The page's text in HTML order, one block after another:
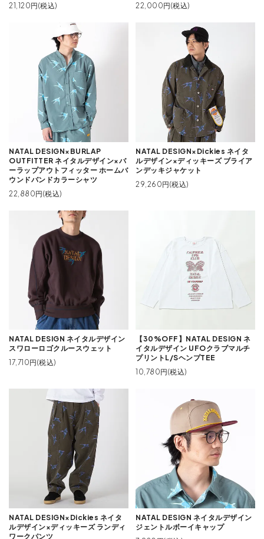
21,120円(税込)
22,000円(税込)
NATAL DESIGN×BURLAP
OUTFITTER ネイタルデザイン×バ
ーラップアウトフィッター ホームバ
ウンドバンドカラーシャツ
22,880円(税込)
NATAL DESIGN×Dickies ネイタ
ルデザイン×ディッキーズ ブライア
ンデッキジャケット
29,260円(税込)
NATAL DESIGN ネイタルデザイン
スワローロゴクルースウェット
17,710円(税込)
【30%OFF】NATAL DESIGN ネ
イタルデザイン UFOクラブマルチ
プリントL/SヘンプTEE
10,780円(税込)
NATAL DESIGN×Dickies ネイタ
ルデザイン×ディッキーズ ランディ
ワークパンツ
NATAL DESIGN ネイタルデザイン
ジェントルボーイキャップ